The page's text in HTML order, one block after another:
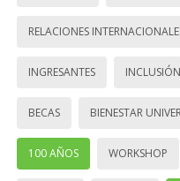
RELACIONES
INGRESANTES INCLUSIÓN
BECAS BIENESTAR
100 AÑOS WORKSHOP